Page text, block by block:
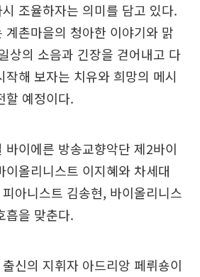
조율하자는 의미를 담고 있다.
계촌마을의 청아한 이야기와 맑
상의 소음과 긴장을 걷어내고 다
해 보자는 치유와 희망의 메시
할 예정이다.
바이에른 방송교향악단 제2바이
이올리니스트 이지혜와 차세대
아니스트 김송현, 바이올리니스
흡을 맞춘다.
신의 지휘자 아드리앙 페뤼숑이